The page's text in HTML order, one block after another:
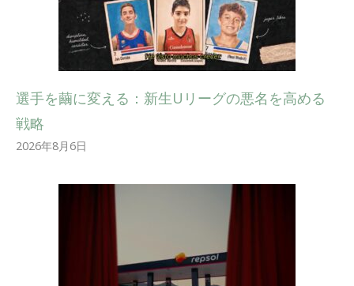
選手を繭に変える：新生Uリーグの悪名を高める
戦略
2026年8月6日